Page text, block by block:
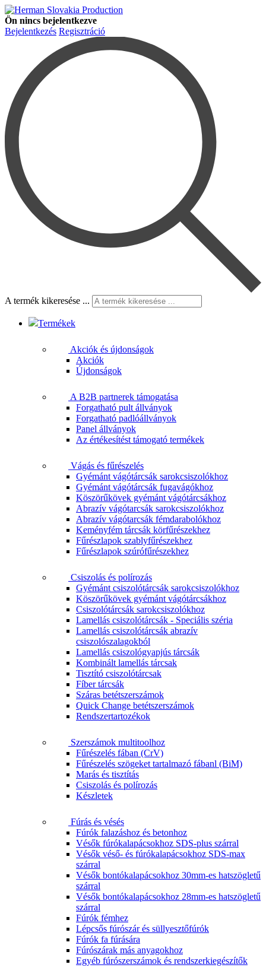
Ön nincs bejelentkezve
Bejelentkezés Regisztráció
A termék kikeresése ...
Termékek
Akciók és újdonságok
Akciók
Újdonságok
A B2B partnerek támogatása
Forgatható pult állványok
Forgatható padlóállványok
Panel állványok
Az értékesítést támogató termékek
Vágás és fűrészelés
Gyémánt vágótárcsák sarokcsiszolókhoz
Gyémánt vágótárcsák fugavágókhoz
Köszörűkövek gyémánt vágótárcsákhoz
Abrazív vágótarcsák sarokcsiszolókhoz
Abrazív vágótarcsák fémdarabolókhoz
Keményfém tárcsák körfűrészekhez
Fűrészlapok szablyfűrészekhez
Fűrészlapok szúrófűrészekhez
Csiszolás és polírozás
Gyémánt csiszolótárcsák sarokcsiszolókhoz
Köszörűkövek gyémánt vágótárcsákhoz
Csiszolótárcsák sarokcsiszolókhoz
Lamellás csiszolótárcsák - Speciális széria
Lamellás csiszolótárcsák abrazív
csiszolószalagokból
Lamellás csiszológyapjús tárcsák
Kombinált lamellás tárcsak
Tisztító csiszolótárcsak
Fíber tárcsák
Száras betétszerszámok
Quick Change betétszerszámok
Rendszertartozékok
Szerszámok multitoolhoz
Fűrészelés fában (CrV)
Fűrészelés szögeket tartalmazó fábanl (BiM)
Marás és tisztítás
Csiszolás és polírozás
Készletek
Fúrás és vésés
Fúrók falazáshoz és betonhoz
Vésők fúrókalapácsokhoz SDS-plus szárral
Vésők véső- és fúrókalapácsokhoz SDS-max
szárral
Vésők bontókalapácsokhoz 30mm-es hatszögletű
szárral
Vésők bontókalapácsokhoz 28mm-es hatszögletű
szárral
Fúrók fémhez
Lépcsős fúrószár és süllyesztőfúrók
Fúrók fa fúrására
Fúrószárak más anyagokhoz
Egyéb fúrószerszámok és rendszerkiegészítők